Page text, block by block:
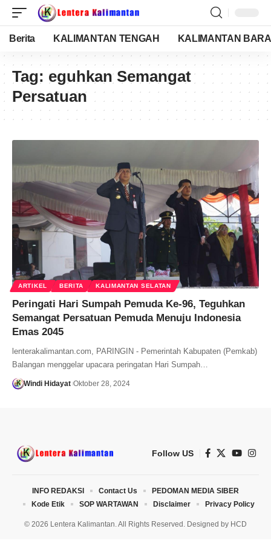
Berita KALIMANTAN TENGAH KALIMANTAN
Tag: eguhkan Semangat
Persatuan
ARTIKEL BERITA KALIMANTAN SELATAN
Peringati Hari Sumpah Pemuda Ke-96, Teguhkan
Semangat Persatuan Pemuda Menuju Indonesia
Emas 2045
lenterakalimantan.com, PARINGIN - Pemerintah Kabupaten (Pemkab)
Balangan menggelar upacara peringatan Hari Sumpah…
Windi Hidayat Oktober 28, 2024
Follow US
© 2026 Lentera Kalimantan. All Rights Reserved. Designed by HCD
INFO REDAKSI Contact Us
PEDOMAN MEDIA SIBER
Kode Etik
SOP WARTAWAN Disclaimer Privacy Policy